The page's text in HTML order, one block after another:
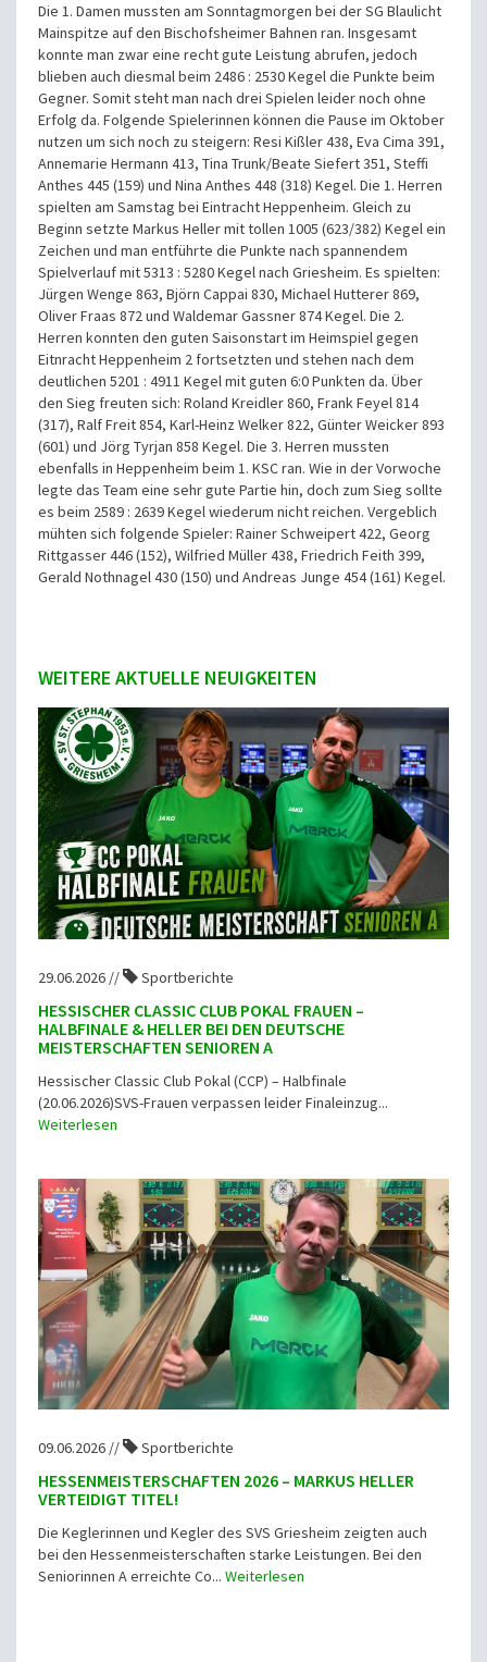
Die 1. Damen mussten am Sonntagmorgen bei der SG Blaulicht
Mainspitze auf den Bischofsheimer Bahnen ran. Insgesamt
konnte man zwar eine recht gute Leistung abrufen, jedoch
blieben auch diesmal beim 2486 : 2530 Kegel die Punkte beim
Gegner. Somit steht man nach drei Spielen leider noch ohne
Erfolg da. Folgende Spielerinnen können die Pause im Oktober
nutzen um sich noch zu steigern: Resi Kißler 438, Eva Cima 391,
Annemarie Hermann 413, Tina Trunk/Beate Siefert 351, Steffi
Anthes 445 (159) und Nina Anthes 448 (318) Kegel. Die 1. Herren
spielten am Samstag bei Eintracht Heppenheim. Gleich zu
Beginn setzte Markus Heller mit tollen 1005 (623/382) Kegel ein
Zeichen und man entführte die Punkte nach spannendem
Spielverlauf mit 5313 : 5280 Kegel nach Griesheim. Es spielten:
Jürgen Wenge 863, Björn Cappai 830, Michael Hutterer 869,
Oliver Fraas 872 und Waldemar Gassner 874 Kegel. Die 2.
Herren konnten den guten Saisonstart im Heimspiel gegen
Eitnracht Heppenheim 2 fortsetzten und stehen nach dem
deutlichen 5201 : 4911 Kegel mit guten 6:0 Punkten da. Über
den Sieg freuten sich: Roland Kreidler 860, Frank Feyel 814
(317), Ralf Freit 854, Karl-Heinz Welker 822, Günter Weicker 893
(601) und Jörg Tyrjan 858 Kegel. Die 3. Herren mussten
ebenfalls in Heppenheim beim 1. KSC ran. Wie in der Vorwoche
legte das Team eine sehr gute Partie hin, doch zum Sieg sollte
es beim 2589 : 2639 Kegel wiederum nicht reichen. Vergeblich
mühten sich folgende Spieler: Rainer Schweipert 422, Georg
Rittgasser 446 (152), Wilfried Müller 438, Friedrich Feith 399,
Gerald Nothnagel 430 (150) und Andreas Junge 454 (161) Kegel.
WEITERE AKTUELLE NEUIGKEITEN
29.06.2026 // Sportberichte
HESSISCHER CLASSIC CLUB POKAL FRAUEN –
HALBFINALE & HELLER BEI DEN DEUTSCHE
MEISTERSCHAFTEN SENIOREN A
Hessischer Classic Club Pokal (CCP) – Halbfinale
(20.06.2026)SVS-Frauen verpassen leider Finaleinzug...
Weiterlesen
09.06.2026 // Sportberichte
HESSENMEISTERSCHAFTEN 2026 – MARKUS HELLER
VERTEIDIGT TITEL!
Die Keglerinnen und Kegler des SVS Griesheim zeigten auch
bei den Hessenmeisterschaften starke Leistungen. Bei den
Seniorinnen A erreichte Co... Weiterlesen